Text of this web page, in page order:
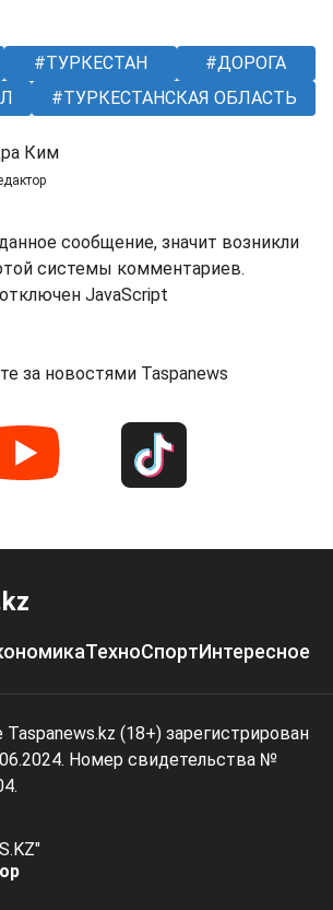
ТУРКЕСТАН
ДОРОГА
ТУРКЕСТАНСКАЯ ОБЛАСТЬ
Ким
сообщение, значит возникли
системы комментариев.
JavaScript
за новостями Taspanews
ТехноСпортИнтересное
(18+) зарегистрирован
Номер свидетельства №